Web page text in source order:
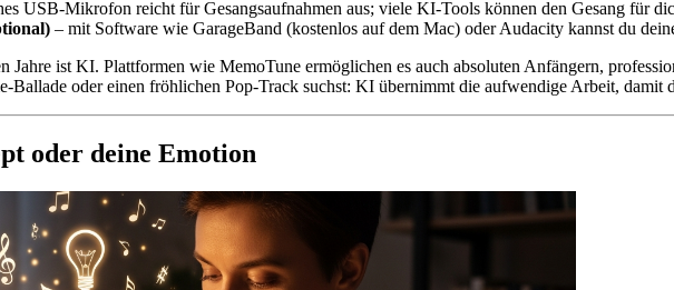
USB-Mikrofon reicht für Gesangsaufnahmen aus; viele KI-Tools können den Gesang für
– mit Software wie GarageBand (kostenlos auf dem Mac) oder Audacity kannst du
Jahre ist KI. Plattformen wie MemoTune ermöglichen es auch absoluten Anfängern,
Ballade oder einen fröhlichen Pop-Track suchst: KI übernimmt die aufwendige Arbeit, damit
oder deine Emotion